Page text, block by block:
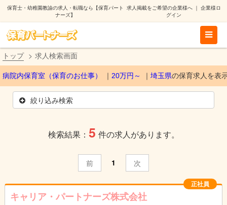
保育士・幼稚園教諭の求人・転職なら【保育パート
ナーズ】
求人掲載をご希望の企業様へ｜ 企業様ロ
グイン
トップ 求人検索画面
病院内保育室（保育のお仕事） 20万円～ 埼玉県の保育求人を表
絞り込み検索
検索結果： 5 件の求人があります。
前 1 次
正社員
キャリア・パートナーズ株式会社